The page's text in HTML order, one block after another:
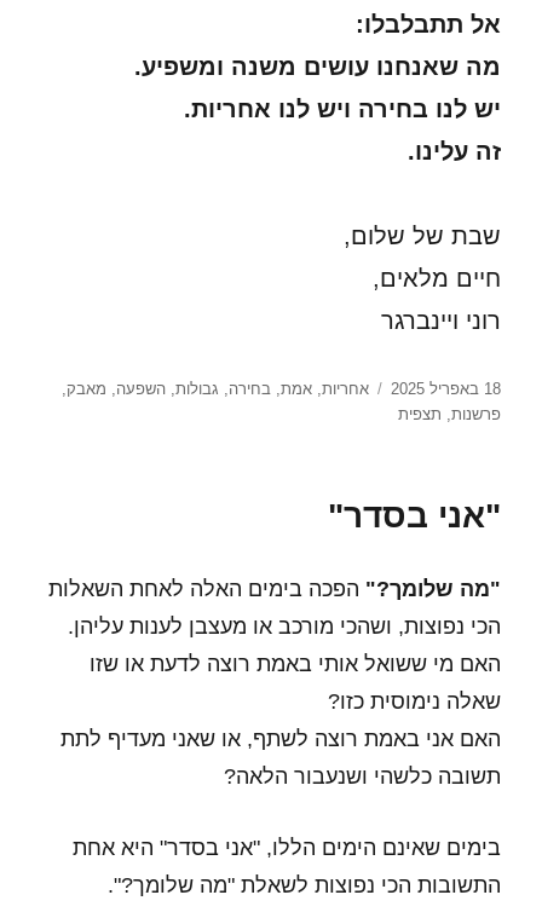
אל תתבלבלו:
מה שאנחנו עושים משנה ומשפיע.
יש לנו בחירה ויש לנו אחריות.
זה עלינו.
שבת של שלום,
חיים מלאים,
רוני ויינברגר
פורסם
בתאריך
18 באפריל 2025 תגיות
אחריות,אמת,בחירה, גבולות,השפעה, מאבק,
פרשנות, תצפית
"אני בסדר"
"מה שלומך?" הפכה בימים האלה לאחת השאלות
הכי נפוצות, ושהכי מורכב או מעצבן לענות עליהן.
האם מי ששואל אותי באמת רוצה לדעת או שזו
שאלה נימוסית כזו?
האם אני באמת רוצה לשתף, או שאני מעדיף לתת
תשובה כלשהי ושנעבור הלאה?
בימים שאינם הימים הללו, "אני בסדר" היא אחת
התשובות הכי נפוצות לשאלת "מה שלומך?".